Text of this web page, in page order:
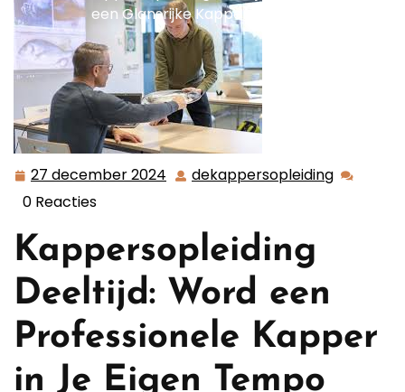
een Glansrijke Kapperscarrière
27 december 2024 27 dekappersopleiding
0 Reacties
Kappersopleiding
Deeltijd: Word een
Professionele Kapper
in Je Eigen Tempo